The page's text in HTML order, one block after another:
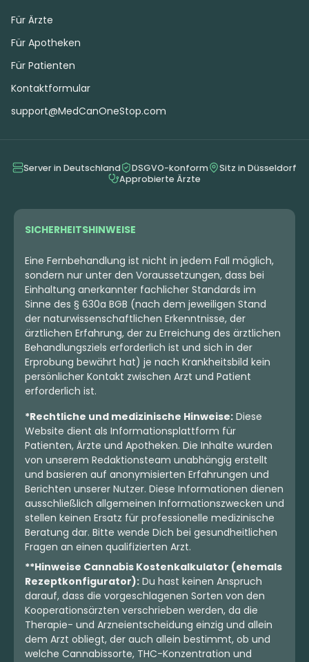
Für Ärzte
Für Apotheken
Für Patienten
Kontaktformular
support@MedCanOneStop.com
Server in Deutschland DSGVO-konform
Sitz in Düsseldorf
Approbierte Ärzte
SICHERHEITSHINWEISE
Eine Fernbehandlung ist nicht in jedem Fall möglich,
sondern nur unter den Voraussetzungen, dass bei
Einhaltung anerkannter fachlicher Standards im
Sinne des § 630a BGB (nach dem jeweiligen Stand
der naturwissenschaftlichen Erkenntnisse, der
ärztlichen Erfahrung, der zu Erreichung des ärztlichen
Behandlungsziels erforderlich ist und sich in der
Erprobung bewährt hat) je nach Krankheitsbild kein
persönlicher Kontakt zwischen Arzt und Patient
erforderlich ist.
*Rechtliche und medizinische Hinweise: Diese
Website dient als Informationsplattform für
Patienten, Ärzte und Apotheken. Die Inhalte wurden
von unserem Redaktionsteam unabhängig erstellt
und basieren auf anonymisierten Erfahrungen und
Berichten unserer Nutzer. Diese Informationen dienen
ausschließlich allgemeinen Informationszwecken und
stellen keinen Ersatz für professionelle medizinische
Beratung dar. Bitte wende Dich bei gesundheitlichen
Fragen an einen qualifizierten Arzt.
**Hinweise Cannabis Kostenkalkulator (ehemals
Rezeptkonfigurator): Du hast keinen Anspruch
darauf, dass die vorgeschlagenen Sorten von den
Kooperationsärzten verschrieben werden, da die
Therapie- und Arzneientscheidung einzig und allein
dem Arzt obliegt, der auch allein bestimmt, ob und
welche Cannabissorte, THC-Konzentration und